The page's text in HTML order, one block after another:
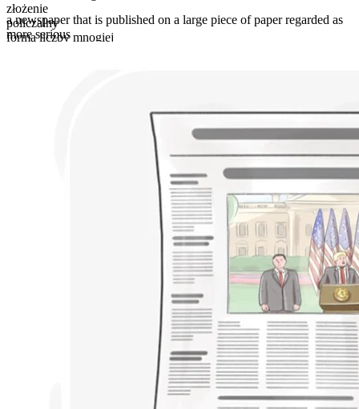
złożenie
policzalny
forma liczby mnogiej
a newspaper that is published on a large piece of paper regarded as
more serious